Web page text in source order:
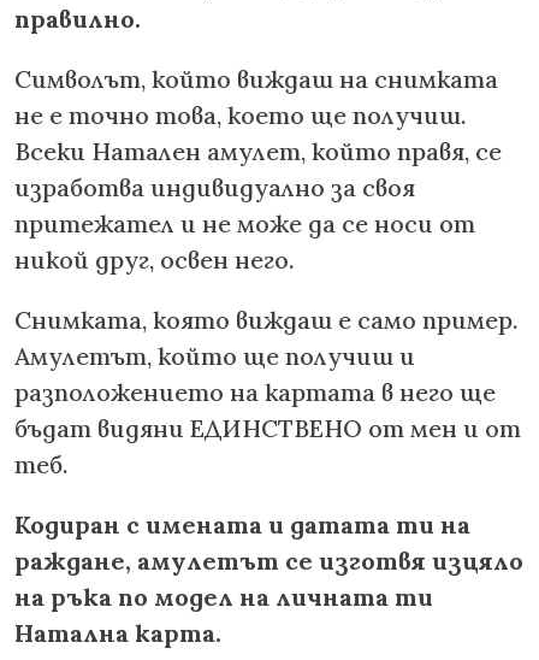
правилно.
Символът, който виждаш на снимката
не е точно това, което ще получиш.
Всеки Натален амулет, който правя, се
изработва индивидуално за своя
притежател и не може да се носи от
никой друг, освен него.
Снимката, която виждаш е само пример.
Амулетът, който ще получиш и
разположението на картата в него ще
бъдат видяни ЕДИНСТВЕНО от мен и от
теб.
Кодиран с имената и датата ти на
раждане, амулетът се изготвя изцяло
на ръка по модел на личната ти
Натална карта.